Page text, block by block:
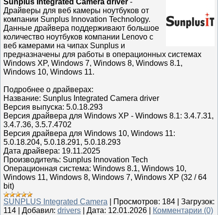
Sunplus Integrated Camera driver -
Драйверы для веб камеры ноутбуков от
компании Sunplus Innovation Technology.
Данные драйвера поддерживают большое
количество ноутбуков компании Lenovo с
веб камерами на чипах Sunplus и
предназначены для работы в операционных системах
Windows XP, Windows 7, Windows 8, Windows 8.1,
Windows 10, Windows 11.
Подробнее о драйверах:
Название: Sunplus Integrated Camera driver
Версия выпуска: 5.0.18.293
Версия драйвера для Windows XP - Windows 8.1: 3.4.7.31,
3.4.7.36, 3.5.7.4702
Версия драйвера для Windows 10, Windows 11:
5.0.18.204, 5.0.18.291, 5.0.18.293
Дата драйвера: 19.11.2025
Производитель: Sunplus Innovation Tech
Операционная система: Windows 8.1, Windows 10,
Windows 11, Windows 8, Windows 7, Windows XP (32 / 64
bit)
SUNPLUS Integrated Camera
Просмотров: 184
Загрузок:
114
Добавил: drivers Дата: 12.01.2026 Комментарии (0)